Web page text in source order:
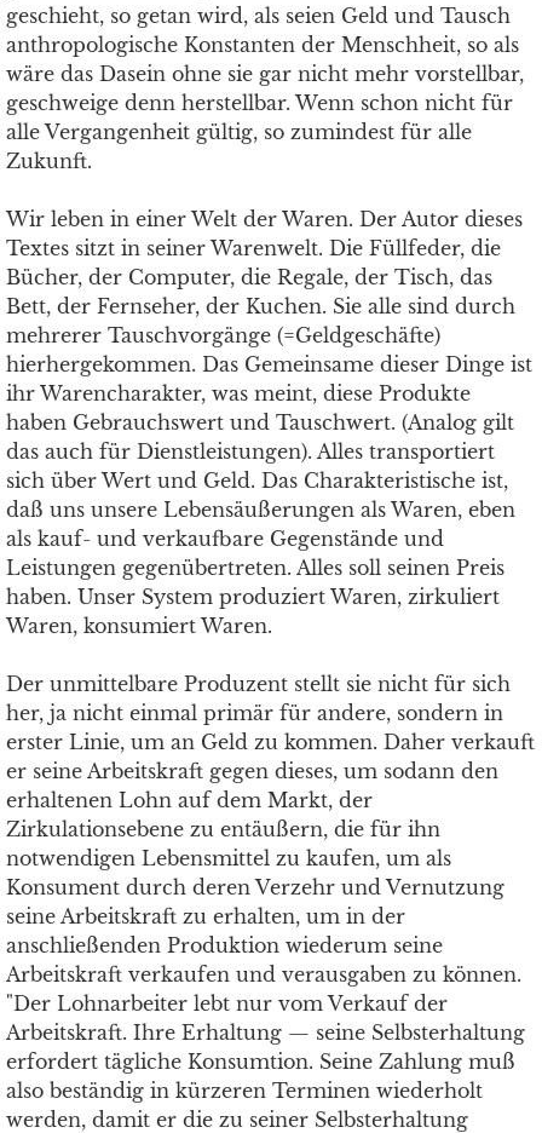
geschieht, so getan wird, als seien Geld und Tausch
anthropologische Konstanten der Menschheit, so als
wäre das Dasein ohne sie gar nicht mehr vorstellbar,
geschweige denn herstellbar. Wenn schon nicht für
alle Vergangenheit gültig, so zumindest für alle
Zukunft.
Wir leben in einer Welt der Waren. Der Autor dieses
Textes sitzt in seiner Warenwelt. Die Füllfeder, die
Bücher, der Computer, die Regale, der Tisch, das
Bett, der Fernseher, der Kuchen. Sie alle sind durch
mehrerer Tauschvorgänge (=Geldgeschäfte)
hierhergekommen. Das Gemeinsame dieser Dinge ist
ihr Warencharakter, was meint, diese Produkte
haben Gebrauchswert und Tauschwert. (Analog gilt
das auch für Dienstleistungen). Alles transportiert
sich über Wert und Geld. Das Charakteristische ist,
daß uns unsere Lebensäußerungen als Waren, eben
als kauf- und verkaufbare Gegenstände und
Leistungen gegenübertreten. Alles soll seinen Preis
haben. Unser System produziert Waren, zirkuliert
Waren, konsumiert Waren.
Der unmittelbare Produzent stellt sie nicht für sich
her, ja nicht einmal primär für andere, sondern in
erster Linie, um an Geld zu kommen. Daher verkauft
er seine Arbeitskraft gegen dieses, um sodann den
erhaltenen Lohn auf dem Markt, der
Zirkulationsebene zu entäußern, die für ihn
notwendigen Lebensmittel zu kaufen, um als
Konsument durch deren Verzehr und Vernutzung
seine Arbeitskraft zu erhalten, um in der
anschließenden Produktion wiederum seine
Arbeitskraft verkaufen und verausgaben zu können.
"Der Lohnarbeiter lebt nur vom Verkauf der
Arbeitskraft. Ihre Erhaltung — seine Selbsterhaltung
erfordert tägliche Konsumtion. Seine Zahlung muß
also beständig in kürzeren Terminen wiederholt
werden, damit er die zu seiner Selbsterhaltung